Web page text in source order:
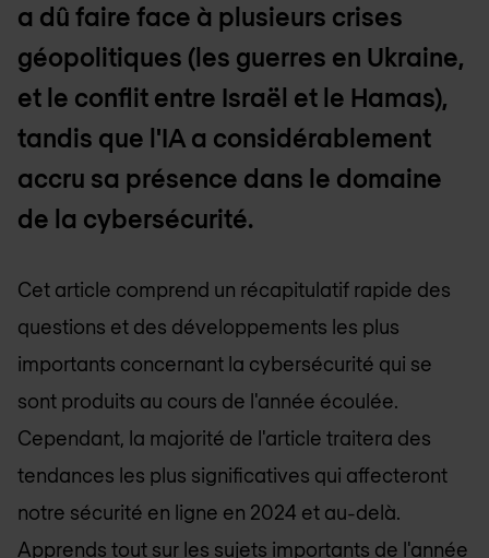
a dû faire face à plusieurs crises
géopolitiques (les guerres en Ukraine,
et le conflit entre Israël et le Hamas),
tandis que l'IA a considérablement
accru sa présence dans le domaine
de la cybersécurité.
Cet article comprend un récapitulatif rapide des
questions et des développements les plus
importants concernant la cybersécurité qui se
sont produits au cours de l'année écoulée.
Cependant, la majorité de l'article traitera des
tendances les plus significatives qui affecteront
notre sécurité en ligne en 2024 et au-delà.
Apprends tout sur les sujets importants de l'année